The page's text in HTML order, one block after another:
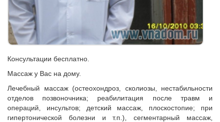
Консультации бесплатно.
Массаж у Вас на дому.
Лечебный массаж (остеохондроз, сколиозы, нестабильности
отделов позвоночника; реабилитация после травм и
операций, инсультов; детский массаж, плоскостопие; при
гипертонической болезни и т.п.), сегментарный массаж,